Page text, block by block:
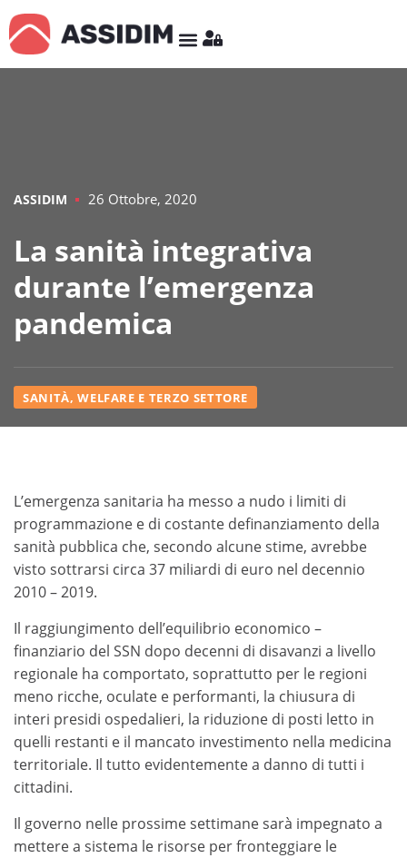
ASSIDIM 26 Ottobre, 2020
La sanità integrativa
durante l’emergenza
pandemica
SANITÀ, WELFARE E TERZO SETTORE
L’emergenza sanitaria ha messo a nudo i limiti di
programmazione e di costante definanziamento della
sanità pubblica che, secondo alcune stime, avrebbe
visto sottrarsi circa 37 miliardi di euro nel decennio
2010 – 2019.
Il raggiungimento dell’equilibrio economico –
finanziario del SSN dopo decenni di disavanzi a livello
regionale ha comportato, soprattutto per le regioni
meno ricche, oculate e performanti, la chiusura di
interi presidi ospedalieri, la riduzione di posti letto in
quelli restanti e il mancato investimento nella medicina
territoriale. Il tutto evidentemente a danno di tutti i
cittadini.
Il governo nelle prossime settimane sarà impegnato a
mettere a sistema le risorse per fronteggiare le